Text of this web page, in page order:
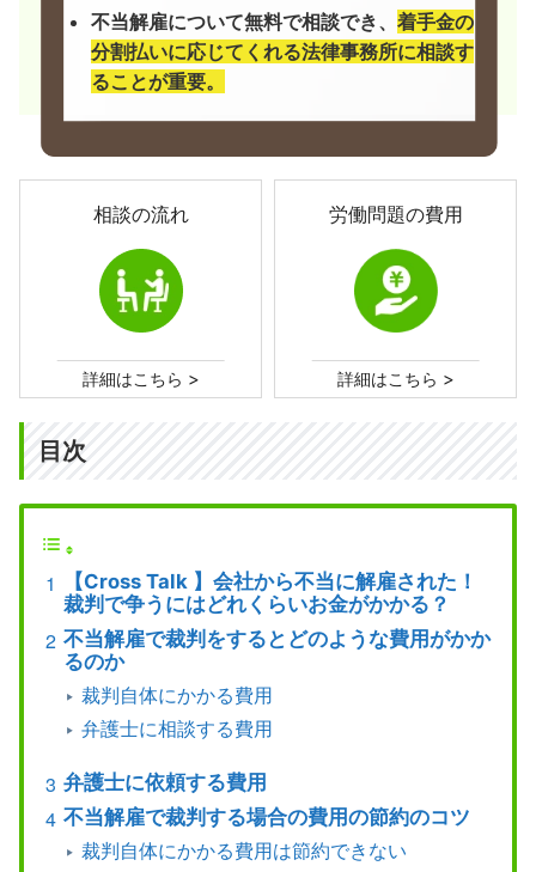
不当解雇について無料で相談でき、 着手金の
分割払いに応じてくれる法律事務所に相談す
ることが重要。
相談の流れ
詳細はこちら >
労働問題の費用
詳細はこちら >
目次
【Cross Talk 】会社から不当に解雇された！
裁判で争うにはどれくらいお金がかかる？
不当解雇で裁判をするとどのような費用がかか
るのか
裁判自体にかかる費用
弁護士に相談する費用
弁護士に依頼する費用
不当解雇で裁判する場合の費用の節約のコツ
裁判自体にかかる費用は節約できない